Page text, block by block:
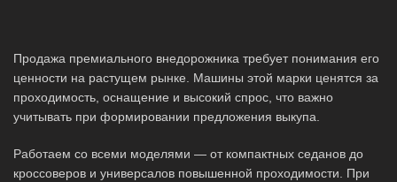
Продажа премиального внедорожника требует понимания его
ценности на растущем рынке. Машины этой марки ценятся за
проходимость, оснащение и высокий спрос, что важно
учитывать при формировании предложения выкупа.
Работаем со всеми моделями — от компактных седанов до
кроссоверов и универсалов повышенной проходимости. При